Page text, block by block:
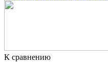
К сравнению